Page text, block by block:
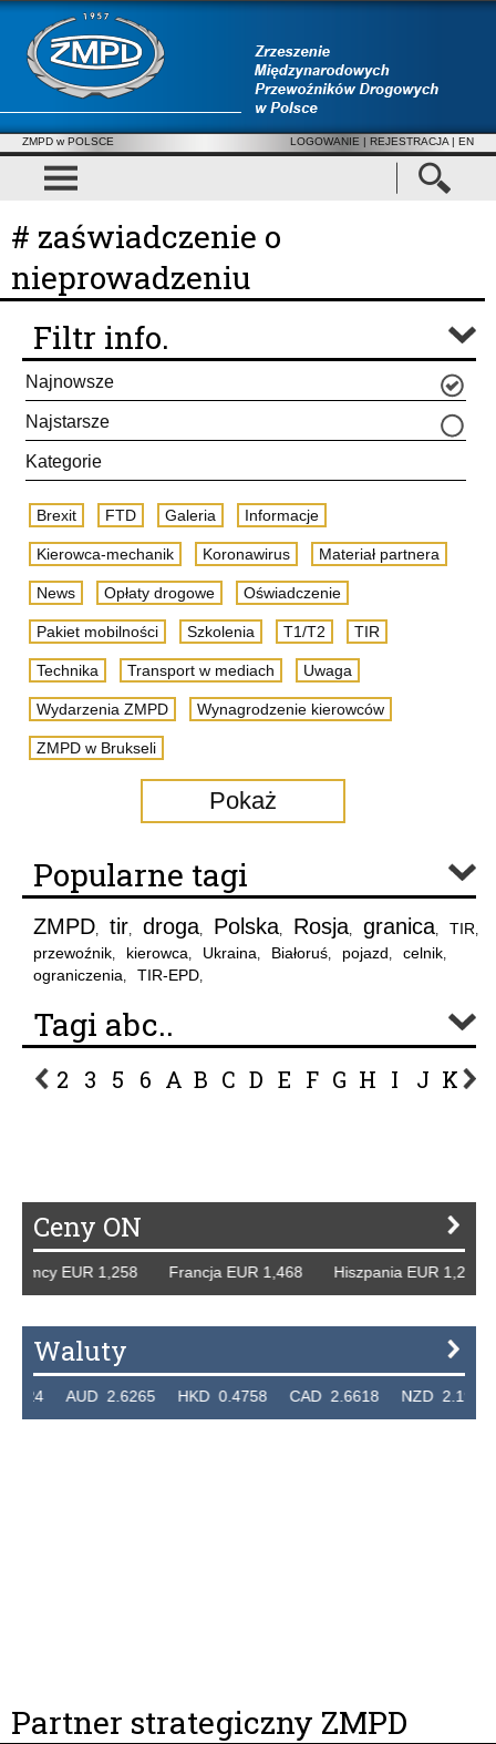
ZMPD w POLSCE LOGOWANIE | REJESTRACJA | EN
# zaświadczenie o
nieprowadzeniu
Filtr info.
Najnowsze
Najstarsze
Kategorie
Brexit FTD Galeria Informacje
Kierowca-mechanik Koronawirus Materiał partnera
News Opłaty drogowe Oświadczenie
Pakiet mobilności Szkolenia T1/T2 TIR
Technika Transport w mediach Uwaga
Wydarzenia ZMPD Wynagrodzenie kierowców
ZMPD w Brukseli
Pokaż
Popularne tagi
ZMPD, tir, droga, Polska, Rosja, granica, TIR,
przewoźnik, kierowca, Ukraina, Białoruś, pojazd, celnik,
ograniczenia, TIR-EPD,
Tagi abc..
2 3 5 6 A B C D E F G H I J K L
Ceny ON
EUR 1,258 Francja EUR 1,468 Hiszpania EUR
Waluty
AUD 2.6265 HKD 0.4758 CAD 2.6618 NZD
Partner strategiczny ZMPD